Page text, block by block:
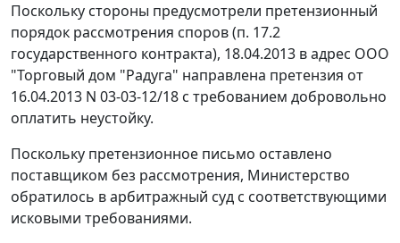
Поскольку стороны предусмотрели претензионный
порядок рассмотрения споров (п. 17.2
государственного контракта), 18.04.2013 в адрес ООО
"Торговый дом "Радуга" направлена претензия от
16.04.2013 N 03-03-12/18 с требованием добровольно
оплатить неустойку.
Поскольку претензионное письмо оставлено
поставщиком без рассмотрения, Министерство
обратилось в арбитражный суд с соответствующими
исковыми требованиями.